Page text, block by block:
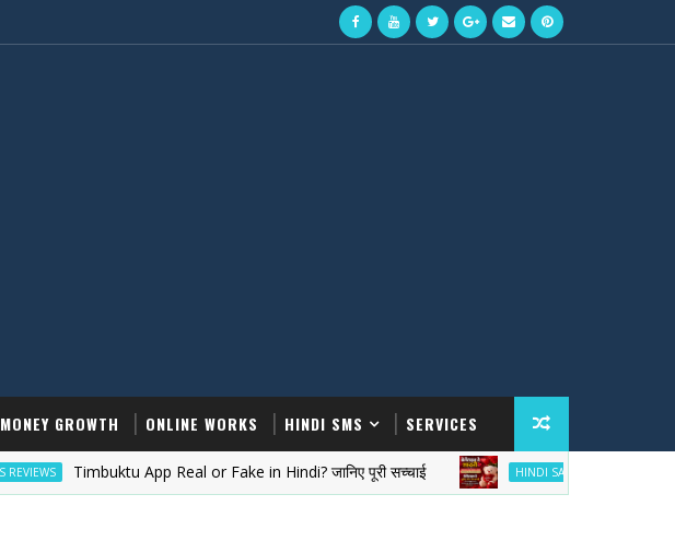
MONEY GROWTH ONLINE WORKS HINDI SMS SERVICES
Timbuktu App Real or Fake in Hindi? जानिए पूरी सच्चाई HINDI SAYARI वेलेंटाइन डे शायरी।